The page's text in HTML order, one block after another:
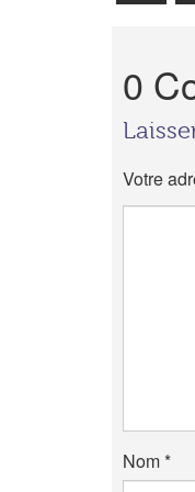
0
Votre
Nom*